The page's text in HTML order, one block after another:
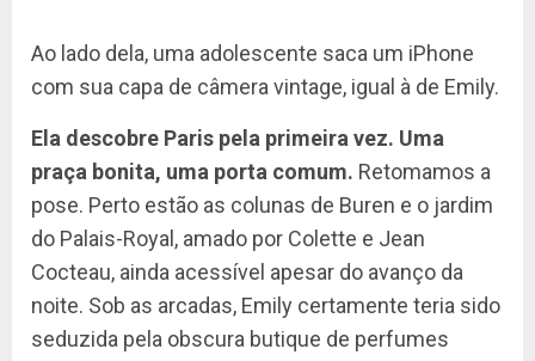
Ao lado dela, uma adolescente saca um iPhone
com sua capa de câmera vintage, igual à de Emily.
Ela descobre Paris pela primeira vez. Uma
praça bonita, uma porta comum. Retomamos a
pose. Perto estão as colunas de Buren e o jardim
do Palais-Royal, amado por Colette e Jean
Cocteau, ainda acessível apesar do avanço da
noite. Sob as arcadas, Emily certamente teria sido
seduzida pela obscura butique de perfumes